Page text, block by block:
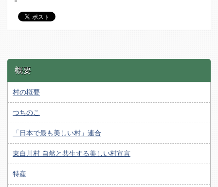
概要
村の概要
つちのこ
「日本で最も美しい村」連合
東白川村 自然と共生する美しい村宣言
特産